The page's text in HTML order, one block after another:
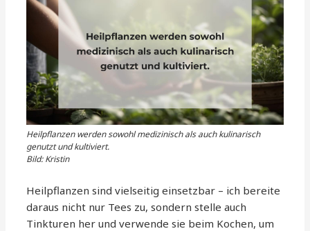
Heilpflanzen werden sowohl medizinisch als auch kulinarisch
genutzt und kultiviert.
Bild: Kristin
Heilpflanzen sind vielseitig einsetzbar – ich bereite
daraus nicht nur Tees zu, sondern stelle auch
Tinkturen her und verwende sie beim Kochen, um